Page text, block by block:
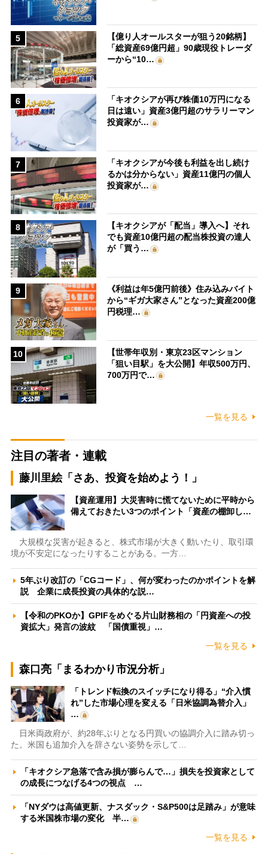
5
【億り人オールスターが狙う20銘柄】
「総資産69億円超」90歳現役トレーダ
ーから“10…
6
「キオクシアが再び株価10万円になる
日は遠い」資産3億円超のサラリーマン
投資家が…
7
「キオクシアが今後も利益を出し続け
るかは分からない」資産11億円の個人
投資家が…
8
【キオクシアが「配当」導入へ】それ
でも資産10億円超の配当株投資の達人
が「買う…
9
《利益は年5億円前後》住み込みバイト
から“ギガ大家さん”となった資産200億
円税理…
10
【世帯年収別・東京23区マンション
「狙い目駅」を大公開】年収500万円、
700万円で…
一覧を見る
注目の著者・連載
藤川里絵「さあ、投資を始めよう！」
【資産運用】大災害時に慌てないために平時から
備えておきたい3つのポイント「資産の棚卸し…
大規模な災害が起きると、株式市場が大きく動いたり、取引環
境が不安定になったりすることがある。一方…
5年ぶり改訂の「CGコード」、何が変わったのかポイントを解
説 企業に成長投資の具体的な説…
【令和のPKOか】GPIFをめぐる片山財務相の「円資産への投
資拡大」発言の波紋 「国債重視」…
一覧を見る
森口亮「まるわかり市況分析」
「トレンド転換のスイッチになり得る」“介入慣
れ”した市場心理を変える「日米協調為替介入」
…
日米両政府が、約28年ぶりとなる円買いの協調介入に踏み切っ
た。米国も追加介入を辞さない姿勢を示して…
「キオクシア急落で含み損が膨らんで…」損失を投資家として
の成長につなげる4つの視点 …
「NYダウは高値更新、ナスダック・S&P500は足踏み」が意味
する米国株市場の変化 半…
一覧を見る